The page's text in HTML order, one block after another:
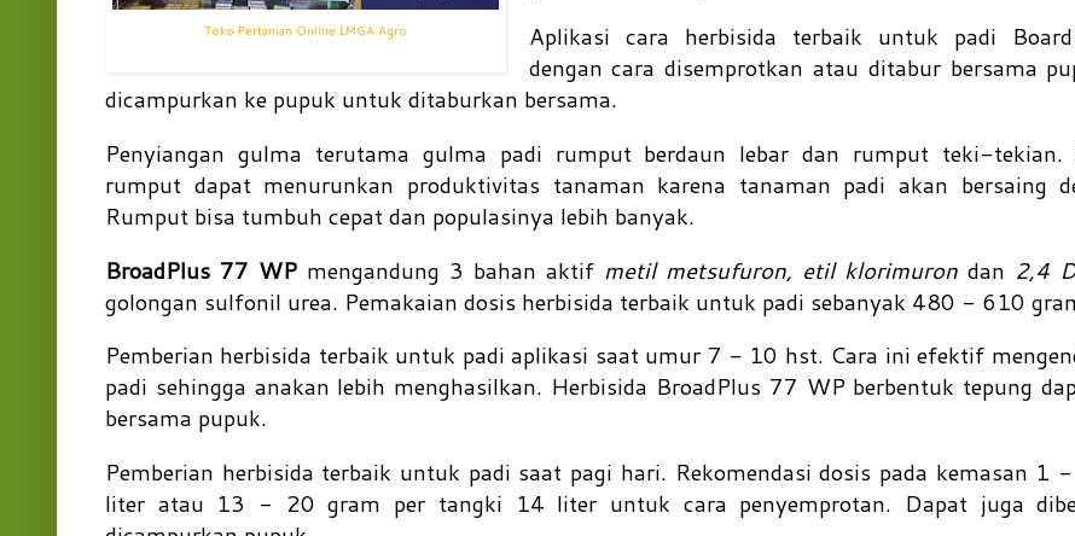
Toko Pertanian Online LMGA Agro
Aplikasi cara herbisida terbaik untuk padi
dengan cara disemprotkan atau ditabur bersama
dicampurkan ke pupuk untuk ditaburkan bersama.
Penyiangan gulma terutama gulma padi rumput berdaun lebar dan rumput teki-tekian.
rumput dapat menurunkan produktivitas tanaman karena tanaman padi akan bersaing
Rumput bisa tumbuh cepat dan populasinya lebih banyak.
BroadPlus 77 WP mengandung 3 bahan aktif metil metsufuron, etil klorimuron dan 2,4
golongan sulfonil urea. Pemakaian dosis herbisida terbaik untuk padi sebanyak 480 - 610
Pemberian herbisida terbaik untuk padi aplikasi saat umur 7 - 10 hst. Cara ini efektif
padi sehingga anakan lebih menghasilkan. Herbisida BroadPlus 77 WP berbentuk tepung
bersama pupuk.
Pemberian herbisida terbaik untuk padi saat pagi hari. Rekomendasi dosis pada kemasan 1
liter atau 13 - 20 gram per tangki 14 liter untuk cara penyemprotan. Dapat juga